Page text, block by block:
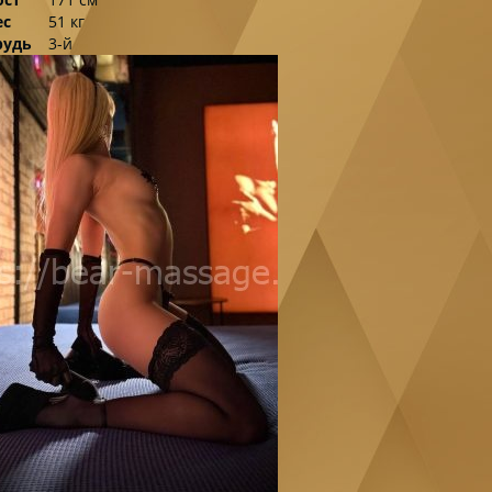
51 кг
3-й